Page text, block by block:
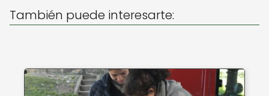
p o
k
También puede interesarte: